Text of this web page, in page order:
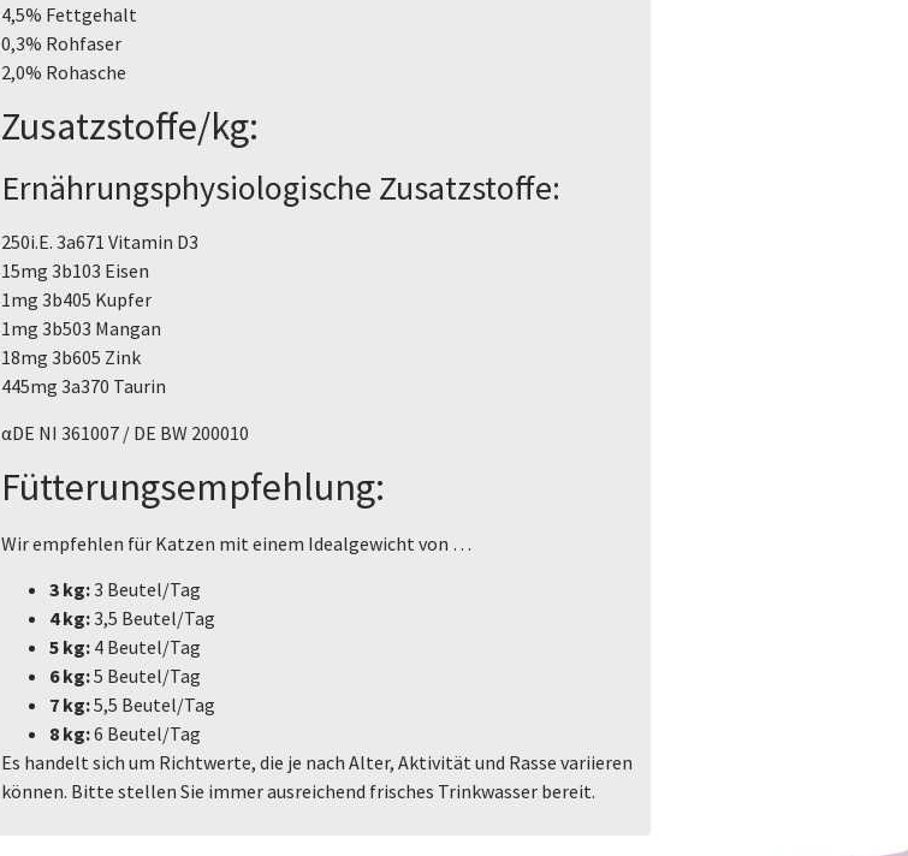
4,5% Fettgehalt
0,3% Rohfaser
2,0% Rohasche
Zusatzstoffe/kg:
Ernährungsphysiologische Zusatzstoffe:
250i.E. 3a671 Vitamin D3
15mg 3b103 Eisen
1mg 3b405 Kupfer
1mg 3b503 Mangan
18mg 3b605 Zink
445mg 3a370 Taurin
αDE NI 361007 / DE BW 200010
Fütterungsempfehlung:
Wir empfehlen für Katzen mit einem Idealgewicht von …
3 kg:3 Beutel/Tag
4 kg:3,5 Beutel/Tag
5 kg: 4 Beutel/Tag
6 kg:5 Beutel/Tag
7 kg:5,5 Beutel/Tag
8 kg:6 Beutel/Tag
Es handelt sich um Richtwerte, die je nach Alter, Aktivität und Rasse variieren
können. Bitte stellen Sie immer ausreichend frisches Trinkwasser bereit.